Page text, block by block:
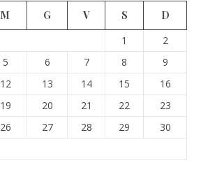
M G V S
D
1
2
5 6 7 8
9
12 13 14 15
16
19 20 21 22
23
26 27 28 29
30